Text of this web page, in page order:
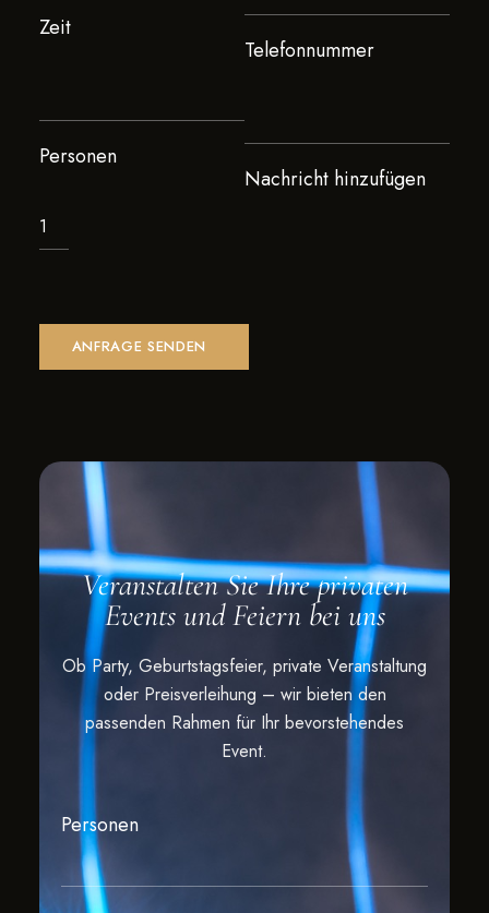
REQUEST BOOKING
Veranstalten Sie Ihre privaten
Events und Feiern bei uns
Ob Party, Geburtstagsfeier, private Veranstaltung
oder Preisverleihung – wir bieten den
passenden Rahmen für Ihr bevorstehendes
Event.
Personen